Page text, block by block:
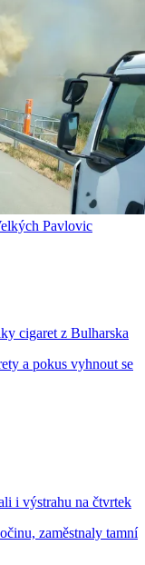
Pavlovic
cigaret z Bulharska
a pokus vyhnout se
i výstrahu na čtvrtek
zaměstnaly tamní